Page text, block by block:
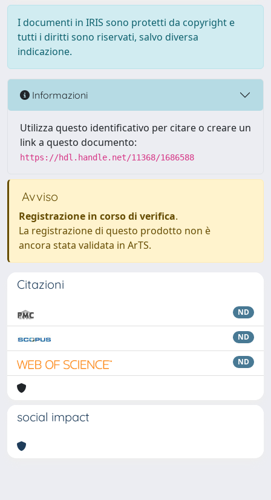
I documenti in IRIS sono protetti da copyright e
tutti i diritti sono riservati, salvo diversa
indicazione.
Informazioni
Utilizza questo identificativo per citare o creare un
link a questo documento:
https://hdl.handle.net/11368/1686588
Avviso
Registrazione in corso di verifica.
La registrazione di questo prodotto non è
ancora stata validata in ArTS.
Citazioni
ND
ND
ND
social impact